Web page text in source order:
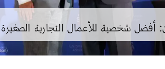
أفضل شخصية للأعمال التجارية